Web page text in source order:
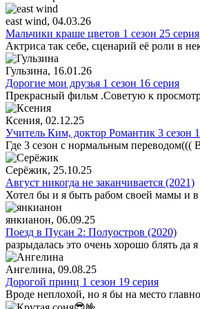
east wind, 04.03.26
Мальчики краше цветов 1 сезон 25 серия
Актриса так себе, сценарий её роли в
Гульзина, 16.01.26
Дорогие мои друзья 1 сезон 16 серия
Прекрасный фильм .Советую к
Ксения, 02.12.25
Учитель Ким, доктор Романтик 3 сезон
Где 3 сезон с нормальным переводом(((
Серёжик, 25.10.25
Август никогда не заканчивается (2021)
Хотел бы и я быть рабом своей мамы и
янкианон, 06.09.25
Поезд в Пусан 2: Полуостров (2020)
разрыдалась это очень хорошо блять да
Ангелина, 09.08.25
Дорогой принц 1 сезон 19 серия
Вроде неплохой, но я бы на место